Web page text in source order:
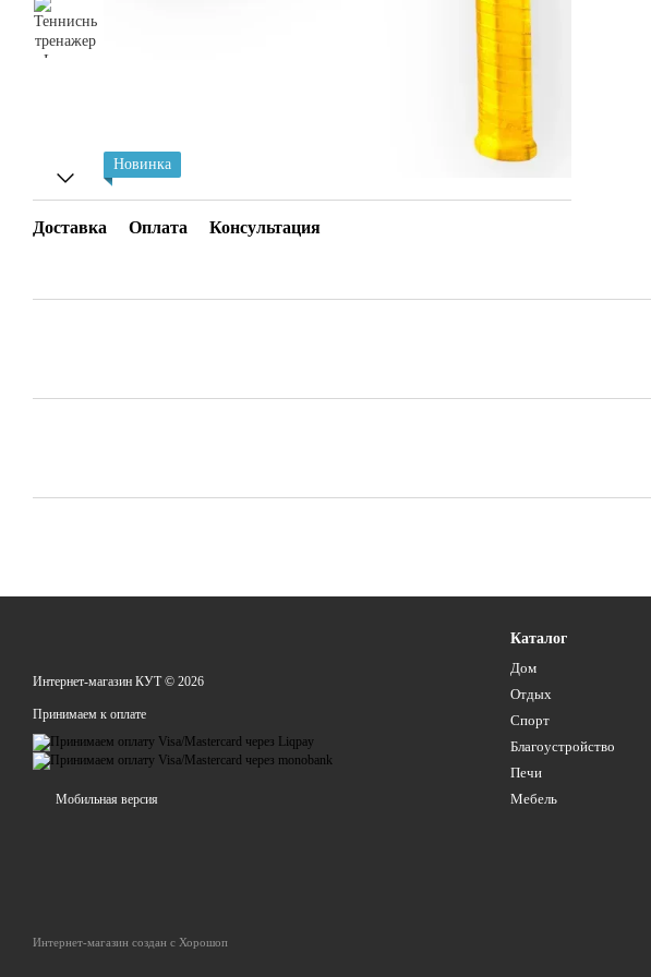
Новинка
Доставка Оплата Консультация
Интернет-магазин КУТ © 2026
Принимаем к оплате
Мобильная версия
Интернет-магазин создан с Хорошоп
Каталог
Дом
Отдых
Спорт
Благоустройство
Печи
Мебель